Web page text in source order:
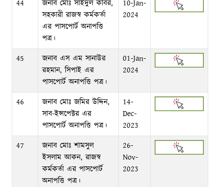
44
জনাব মোঃ সাইদুল কবির,
সহকারী রাজস্ব কর্মকর্তা
এর পাসপোর্ট অনাপত্তি
পত্র।
10-Jan-
2024
45
জনাব এস এম সানাউর
রহমান, সিপাই এর
পাসপোর্ট অনাপত্তি পত্র।
01-Jan-
2024
46
জনাব মোঃ জমির উদ্দিন,
সাব-ইন্সপেক্টর এর
পাসপোর্ট অনাপত্তি পত্র।
14-
Dec-
2023
47
জনাব মোঃ শামসুল
ইসলাম আকন, রাজস্ব
কর্মকর্তা এর পাসপোর্ট
অনাপত্তি পত্র।
26-
Nov-
2023